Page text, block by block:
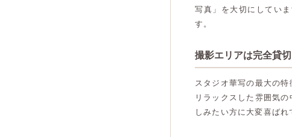
写真」を大切にしてい
す。
撮影エリアは完全貸
スタジオ華写の最大の
リラックスした雰囲気
しみたい方に大変喜ばれ